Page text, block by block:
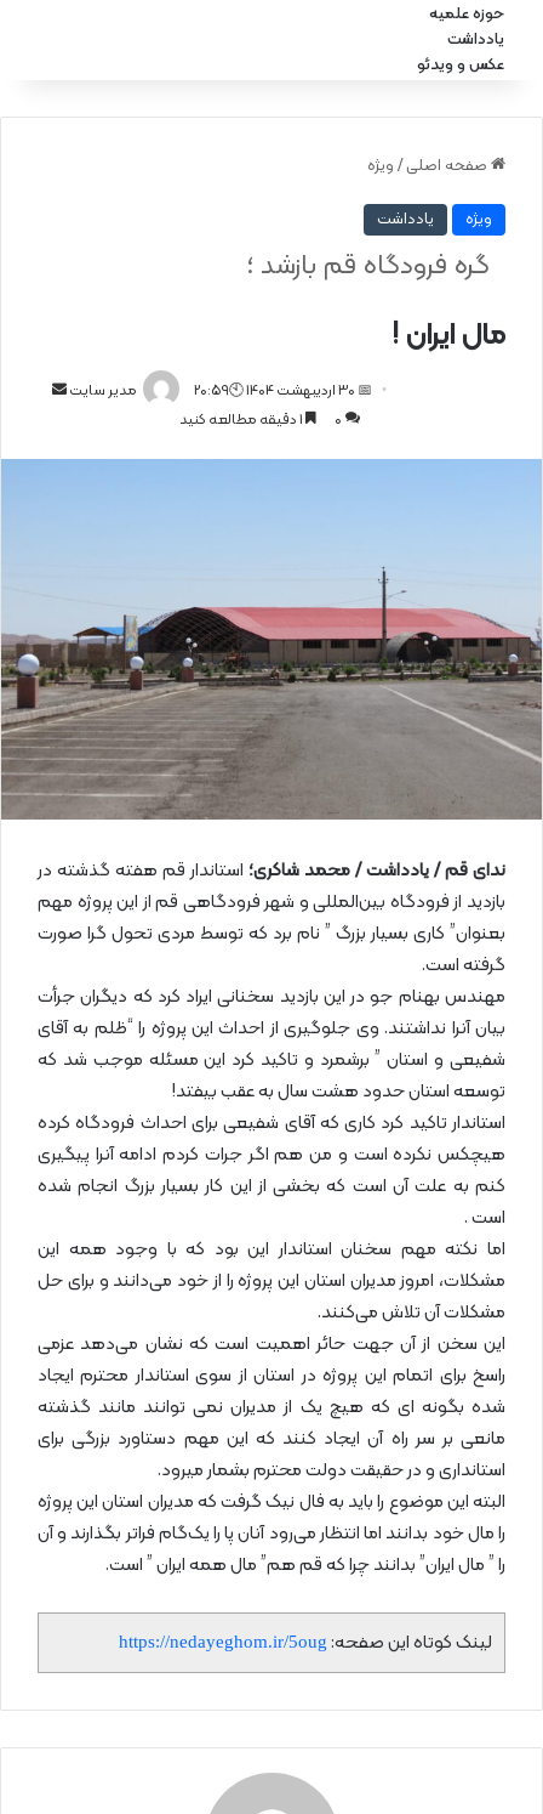
حوزه علمیه
یادداشت
عکس و ویدئو
صفحه اصلی / ویژه
ویژه یادداشت
مال ایران !
گره فرودگاه قم بازشد ؛
مدیر سایت
ل
📅 30 اردیبهشت 1404 🕙20:59
0
ندای قم / یادداشت / محمد شاکری؛ استاندار قم هفته گذشته در
بازدید از فرودگاه بین‌المللی و شهر فرودگاهی قم از این پروژه مهم
بعنوان” کاری بسیار بزرگ ” نام برد که توسط مردی تحول گرا صورت
گرفته است.
مهندس بهنام جو در این بازدید سخنانی ایراد کرد که دیگران جرأت
بیان آنرا نداشتند. وی جلوگیری از احداث این پروژه را “ظلم به آقای
شفیعی و استان ” برشمرد و تاکید کرد این مسئله موجب شد که
توسعه استان حدود هشت سال به عقب بیفتد!
استاندار تاکید کرد کاری که آقای شفیعی برای احداث فرودگاه کرده
هیچکس نکرده است و من هم اگر جرات کردم ادامه آنرا پیگیری
کنم به علت آن است که بخشی از این کار بسیار بزرگ انجام شده
است .
اما نکته مهم سخنان استاندار این بود که با وجود همه این
مشکلات، امروز مدیران استان این پروژه را از خود می‌دانند و برای حل
مشکلات آن تلاش می‌کنند.
این سخن از آن جهت حائر اهمیت است که نشان می‌دهد عزمی
راسخ برای اتمام این پروژه در استان از سوی استاندار محترم ایجاد
شده بگونه ای که هیچ یک از مدیران نمی توانند مانند گذشته
مانعی بر سر راه آن ایجاد کنند که این مهم دستاورد بزرگی برای
استانداری و در حقیقت دولت محترم بشمار میرود.
البته این موضوع را باید به فال نیک گرفت که مدیران استان این پروژه
را مال خود بدانند اما انتظار می‌رود آنان پا را یک‌گام فراتر بگذارند و آن
را ” مال ایران” بدانند چرا که قم هم” مال همه ایران ” است.
لینک کوتاه این صفحه: https://nedayeghom.ir/5oug